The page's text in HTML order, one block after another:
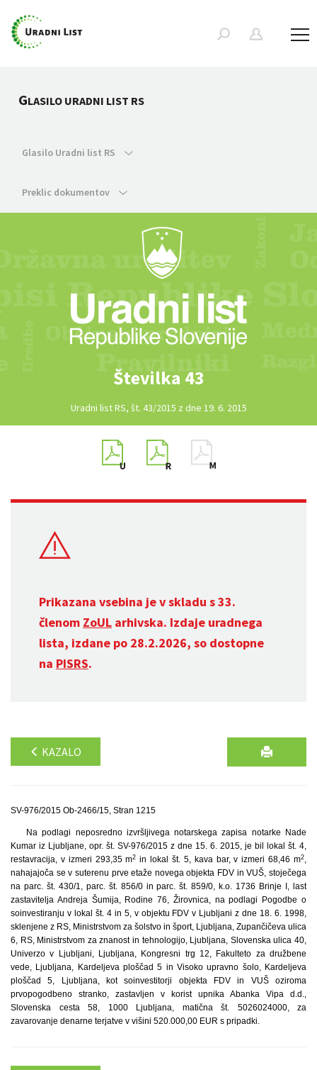
GLASILO URADNI LIST RS
Glasilo Uradni list RS
Preklic dokumentov
Številka 43
Uradni list RS, št. 43/2015 z dne 19. 6. 2015
Prikazana vsebina je v skladu s 33.
členom ZoUL arhivska. Izdaje uradnega
lista, izdane po 28.2.2026, so dostopne
na PISRS.
KAZALO
SV-976/2015 Ob-2466/15, Stran 1215
Na podlagi neposredno izvršljivega notarskega zapisa notarke Nade
Kumar iz Ljubljane, opr. št. SV-976/2015 z dne 15. 6. 2015, je bil lokal št. 4,
restavracija, v izmeri 293,35 m2 in lokal št. 5, kava bar, v izmeri 68,46 m2,
nahajajoča se v suterenu prve etaže novega objekta FDV in VUŠ, stoječega
na parc. št. 430/1, parc. št. 856/0 in parc. št. 859/0, k.o. 1736 Brinje I, last
zastavitelja Andreja Šumija, Rodine 76, Žirovnica, na podlagi Pogodbe o
soinvestiranju v lokal št. 4 in 5, v objektu FDV v Ljubljani z dne 18. 6. 1998,
sklenjene z RS, Ministrstvom za šolstvo in šport, Ljubljana, Zupančičeva ulica
6, RS, Ministrstvom za znanost in tehnologijo, Ljubljana, Slovenska ulica 40,
Univerzo v Ljubljani, Ljubljana, Kongresni trg 12, Fakulteto za družbene
vede, Ljubljana, Kardeljeva ploščad 5 in Visoko upravno šolo, Kardeljeva
ploščad 5, Ljubljana, kot soinvestitorji objekta FDV in VUŠ oziroma
prvopogodbeno stranko, zastavljen v korist upnika Abanka Vipa d.d.,
Slovenska cesta 58, 1000 Ljubljana, matična št. 5026024000, za
zavarovanje denarne terjatve v višini 520.000,00 EUR s pripadki.